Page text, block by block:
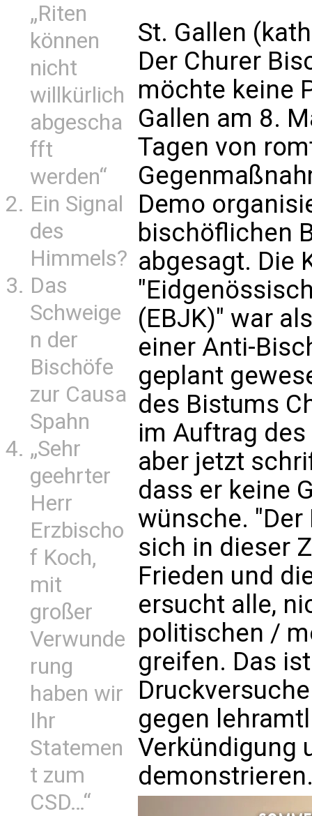
„Riten
können
nicht
willkürlich
abgescha
fft
werden“
Ein Signal
des
Himmels?
Das
Schweige
n der
Bischöfe
zur Causa
Spahn
„Sehr
geehrter
Herr
Erzbischo
f Koch,
mit
großer
Verwunde
rung
haben wir
Ihr
Statemen
t zum
CSD…“
St. Gallen
Der Churer
möchte keine
Gallen am 8.
Tagen von
Demo
bischöflichen
abgesagt. Die
(EBJK)" war
einer Anti-
geplant
des Bistums
im Auftrag
aber jetzt
dass er keine
wünsche. "Der
sich in dieser
Frieden und
ersucht alle,
politischen /
greifen. Das
gegen
Verkündigung